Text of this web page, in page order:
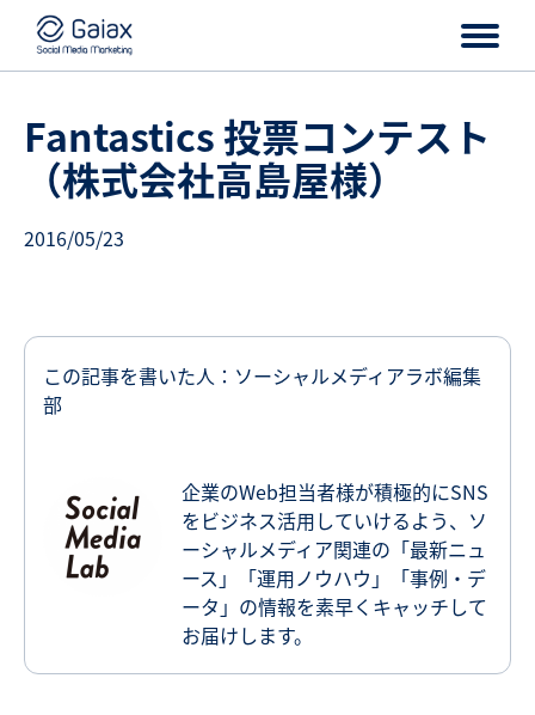
Fantastics 投票コンテスト
（株式会社高島屋様）
2016/05/23
この記事を書いた人：ソーシャルメディアラボ編集
部
企業のWeb担当者様が積極的にSNS
をビジネス活用していけるよう、ソ
ーシャルメディア関連の「最新ニュ
ース」「運用ノウハウ」「事例・デ
ータ」の情報を素早くキャッチして
お届けします。